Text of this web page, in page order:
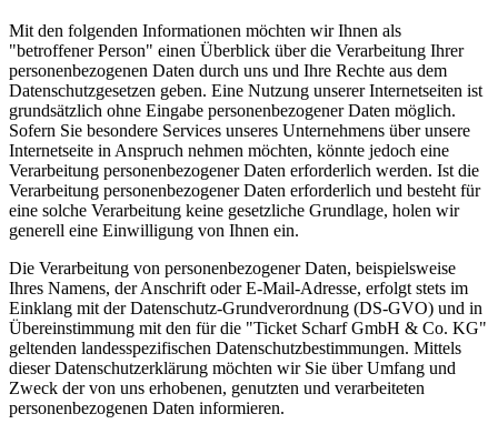
Mit den folgenden Informationen möchten wir Ihnen als
"betroffener Person" einen Überblick über die Verarbeitung Ihrer
personenbezogenen Daten durch uns und Ihre Rechte aus dem
Datenschutzgesetzen geben. Eine Nutzung unserer Internetseiten ist
grundsätzlich ohne Eingabe personenbezogener Daten möglich.
Sofern Sie besondere Services unseres Unternehmens über unsere
Internetseite in Anspruch nehmen möchten, könnte jedoch eine
Verarbeitung personenbezogener Daten erforderlich werden. Ist die
Verarbeitung personenbezogener Daten erforderlich und besteht für
eine solche Verarbeitung keine gesetzliche Grundlage, holen wir
generell eine Einwilligung von Ihnen ein.
Die Verarbeitung von personenbezogener Daten, beispielsweise
Ihres Namens, der Anschrift oder E-Mail-Adresse, erfolgt stets im
Einklang mit der Datenschutz-Grundverordnung (DS-GVO) und in
Übereinstimmung mit den für die "Ticket Scharf GmbH & Co. KG"
geltenden landesspezifischen Datenschutzbestimmungen. Mittels
dieser Datenschutzerklärung möchten wir Sie über Umfang und
Zweck der von uns erhobenen, genutzten und verarbeiteten
personenbezogenen Daten informieren.